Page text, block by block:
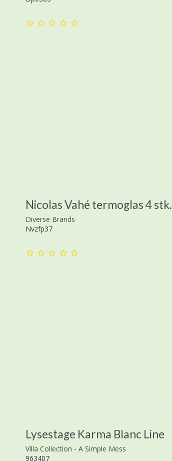
Nicolas Vahé termoglas 4 stk.
Diverse Brands
Nvzfp37
Lysestage Karma Blanc Line
Villa Collection - A Simple Mess
963407